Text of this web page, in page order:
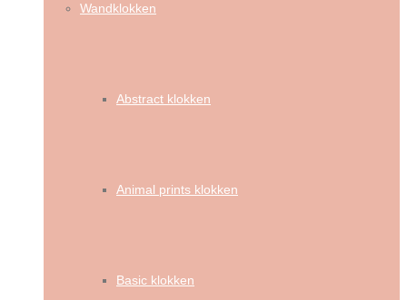
Wandklokken
Abstract klokken
Animal prints klokken
Basic klokken